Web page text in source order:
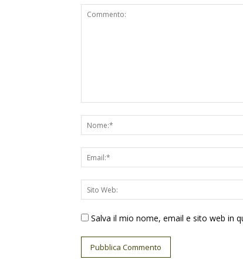
Salva il mio nome, email e sito web in